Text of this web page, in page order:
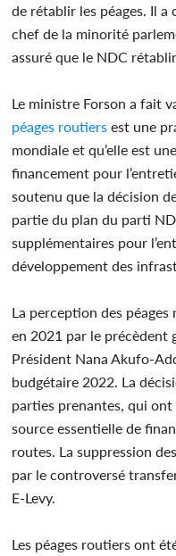
de rétablir les péages. Il a
chef de la minorité
assuré que le NDC
Le ministre Forson a fait
péages routiers est une
mondiale et qu’elle est
financement pour
soutenu que la décision
partie du plan du parti
supplémentaires pour
développement des
La perception des
en 2021 par le précèdent
Président Nana Akufo-
budgétaire 2022. La
parties prenantes, qui
source essentielle de
routes. La suppression
par le controversé
E-Levy.
Les péages routiers ont